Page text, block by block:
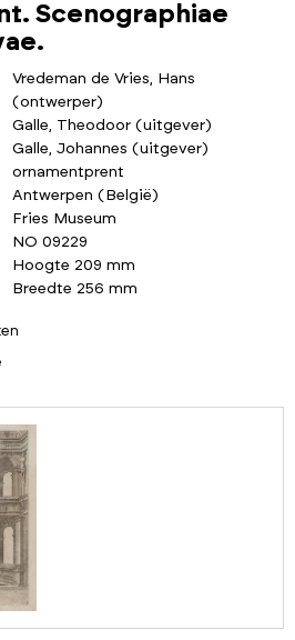
Scenographiae
Vredeman de Vries, Hans
(ontwerper)
Galle, Theodoor (uitgever)
Galle, Johannes (uitgever)
ornamentprent
Antwerpen (België)
Fries Museum
NO 09229
Hoogte 209 mm
Breedte 256 mm